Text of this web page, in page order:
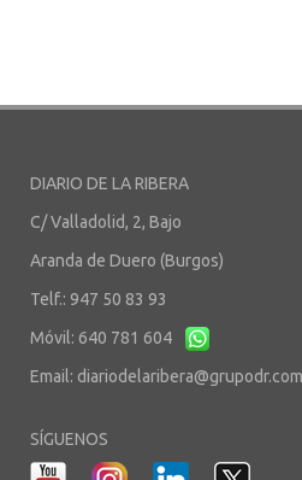
DIARIO DE LA RIBERA
C/ Valladolid, 2, Bajo
Aranda de Duero (Burgos)
Telf.: 947 50 83 93
Móvil: 640 781 604
Email: diariodelaribera@grupodr.com
SÍGUENOS